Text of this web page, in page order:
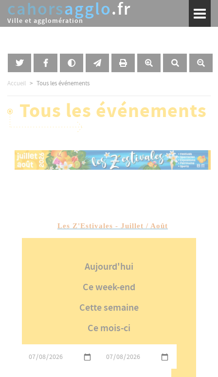
Aller
contenu
cahorsagglo.fr
Ville et agglomération
Accueil Tous les événements
Tous les événements
Image
Les Z'Estivales - Juillet / Août
Aujourd'hui
Ce week-end
Cette semaine
Ce mois-ci